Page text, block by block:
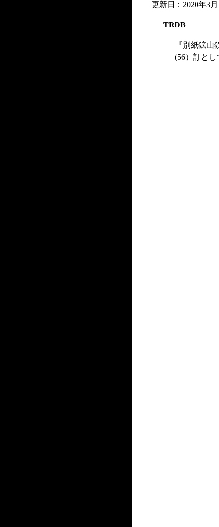
更新日：2020年3
TRDB
『別紙鉱
(56）訂と